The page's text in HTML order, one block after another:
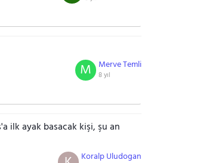
Merve Temli
8 yıl
M
ilk ayak basacak kişi, şu an
Koralp Uludogan